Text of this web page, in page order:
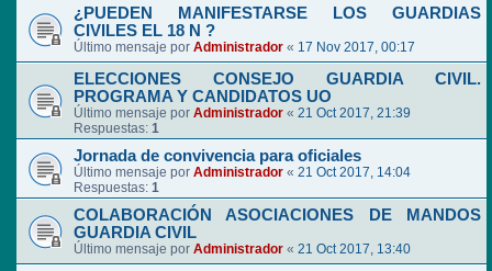
¿PUEDEN MANIFESTARSE LOS GUARDIAS
CIVILES EL 18 N ?
Último mensaje por Administrador « 17 Nov 2017, 00:17
ELECCIONES CONSEJO GUARDIA CIVIL.
PROGRAMA Y CANDIDATOS UO
Último mensaje por Administrador « 21 Oct 2017, 21:39
Respuestas: 1
Jornada de convivencia para oficiales
Último mensaje por Administrador « 21 Oct 2017, 14:04
Respuestas: 1
COLABORACIÓN ASOCIACIONES DE MANDOS
GUARDIA CIVIL
Último mensaje por Administrador « 21 Oct 2017, 13:40